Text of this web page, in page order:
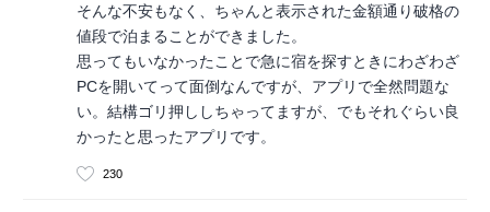
そんな不安もなく、ちゃんと表示された金額通り破格の
値段で泊まることができました。
思ってもいなかったことで急に宿を探すときにわざわざ
PCを開いてって面倒なんですが、アプリで全然問題な
い。結構ゴリ押ししちゃってますが、でもそれぐらい良
かったと思ったアプリです。
230